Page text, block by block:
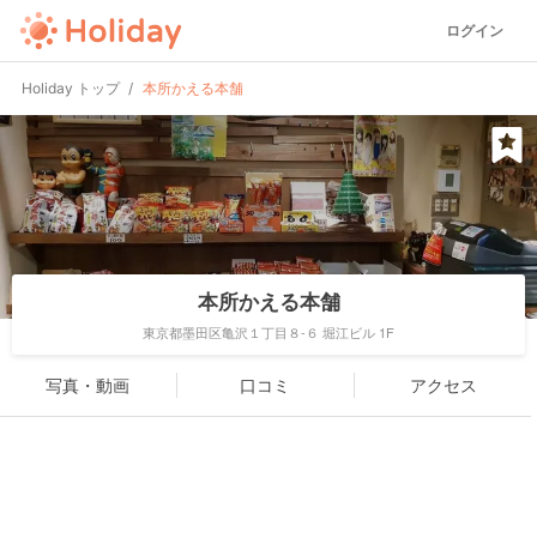
ログイン
Holiday トップ 本所かえる本舗
本所かえる本舗
東京都墨田区亀沢１丁目８-６ 堀江ビル 1F
写真・動画 口コミ アクセス